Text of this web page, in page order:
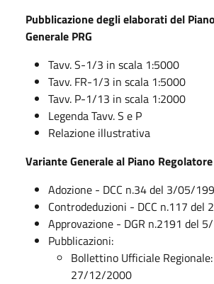
Pubblicazione degli elaborati del
Generale PRG
Tavv. S-1/3 in scala 1:5000
Tavv. FR-1/3 in scala 1:5000
Tavv. P-1/13 in scala 1:2000
Legenda Tavv. S e P
Relazione illustrativa
Variante Generale al Piano Regolatore
Adozione - DCC n.34 del 3/05/
Controdeduzioni - DCC n.117
Approvazione - DGR n.2191 del
Pubblicazioni:
Bollettino Ufficiale
27/12/2000